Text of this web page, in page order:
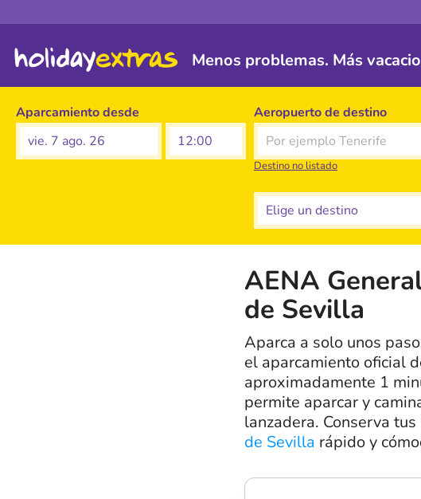
Menos problemas. Más
Aparcamiento desde
vie. 7 ago. 26
Aeropuerto de destino
Destino no listado
AENA
de Sevilla
Aparca a solo unos
el aparcamiento oficial
aproximadamente 1
permite aparcar y
lanzadera. Conserva
de Sevilla rápido y